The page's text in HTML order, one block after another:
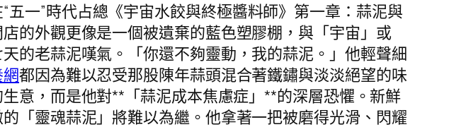
一”時代占總《宇宙水餃與終極醬料師》第一章：蒜泥與
的外觀更像是一個被遺棄的藍色塑膠棚，與「宇宙」或
的老蒜泥嘆氣。「你還不夠靈動，我的蒜泥。」他輕聲細
都因為難以忍受那股陳年蒜頭混合著鐵鏽與淡淡絕望的味
意，而是他對**「蒜泥成本焦慮症」**的深層恐懼。新鮮
「靈魂蒜泥」將難以為繼。他拿著一把被磨得光滑、閃耀